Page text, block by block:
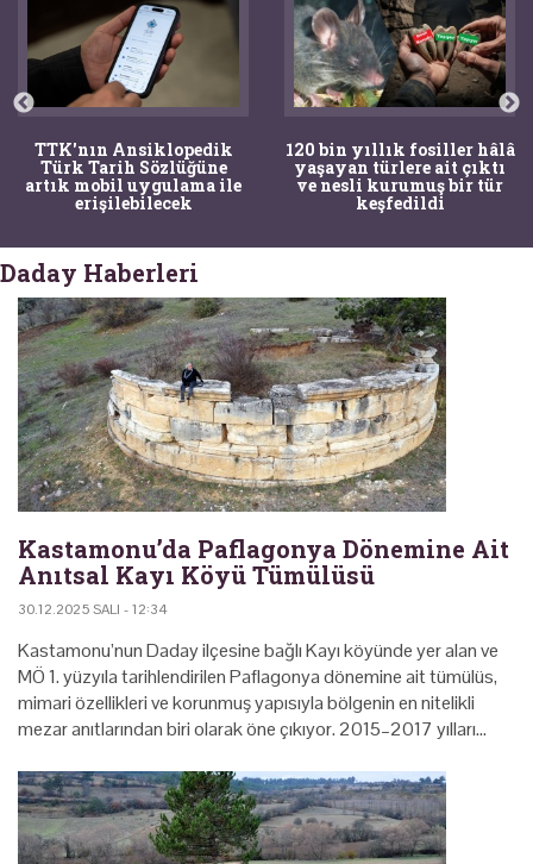
TTK'nın Ansiklopedik
Türk Tarih Sözlüğüne
artık mobil uygulama ile
erişilebilecek
120 bin yıllık fosiller hâlâ
yaşayan türlere ait çıktı
ve nesli kurumuş bir tür
keşfedildi
Daday Haberleri
Kastamonu’da Paflagonya Dönemine Ait
Anıtsal Kayı Köyü Tümülüsü
30.12.2025 SALI - 12:34
Kastamonu’nun Daday ilçesine bağlı Kayı köyünde yer alan ve
MÖ 1. yüzyıla tarihlendirilen Paflagonya dönemine ait tümülüs,
mimari özellikleri ve korunmuş yapısıyla bölgenin en nitelikli
mezar anıtlarından biri olarak öne çıkıyor. 2015–2017 yılları…